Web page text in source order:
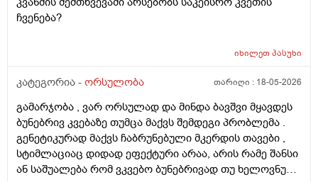
ჩვენება?
იხილეთპასუხი
კატეგორია - ორსულობა თარიღი : 18-05-2026
გამარჯობა , ვარ ორსულად და მინდა ბავშვი მყავდეს
ბუნებრივ კვებაზე თუმცა მაქვს შემდეგი პრობლემა .
გენეტიკურად მაქვს ჩაბრუნებული მკერდის თავები ,
სტიმლაციაც დიდად ეფექტური არაა, არის რამე შანსი
ან საშუალება რომ ვკვებო ბუნებრივად თუ ხელოვნური